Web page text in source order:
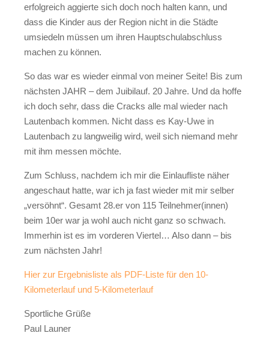
erfolgreich aggierte sich doch noch halten kann, und
dass die Kinder aus der Region nicht in die Städte
umsiedeln müssen um ihren Hauptschulabschluss
machen zu können.
So das war es wieder einmal von meiner Seite! Bis zum
nächsten JAHR – dem Juibilauf. 20 Jahre. Und da hoffe
ich doch sehr, dass die Cracks alle mal wieder nach
Lautenbach kommen. Nicht dass es Kay-Uwe in
Lautenbach zu langweilig wird, weil sich niemand mehr
mit ihm messen möchte.
Zum Schluss, nachdem ich mir die Einlaufliste näher
angeschaut hatte, war ich ja fast wieder mit mir selber
„versöhnt“. Gesamt 28.er von 115 Teilnehmer(innen)
beim 10er war ja wohl auch nicht ganz so schwach.
Immerhin ist es im vorderen Viertel… Also dann – bis
zum nächsten Jahr!
Hier zur Ergebnisliste als PDF-Liste für den 10-
Kilometerlauf und 5-Kilometerlauf
Sportliche Grüße
Paul Launer